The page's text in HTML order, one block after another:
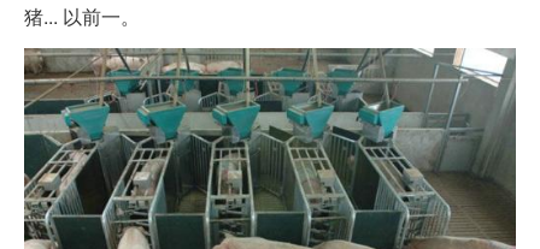
猪... 以前一。